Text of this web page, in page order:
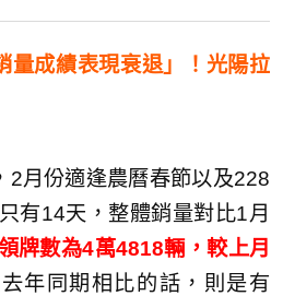
量成績表現衰退」！光陽拉
2月份適逢農曆春節以及228
有14天，整體銷量對比1月
牌數為4萬4818輛，較上月
去年同期相比的話，則是有